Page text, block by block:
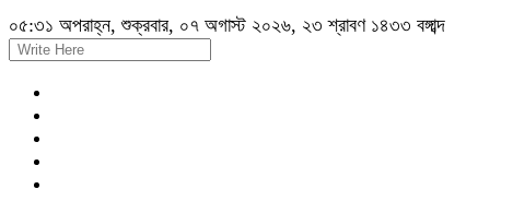
০৫:৩১ অপরাহ্ন, শুক্রবার, ০৭ অগাস্ট ২০২৬, ২৩ শ্রাবণ ১৪৩৩ বঙ্গাব্দ